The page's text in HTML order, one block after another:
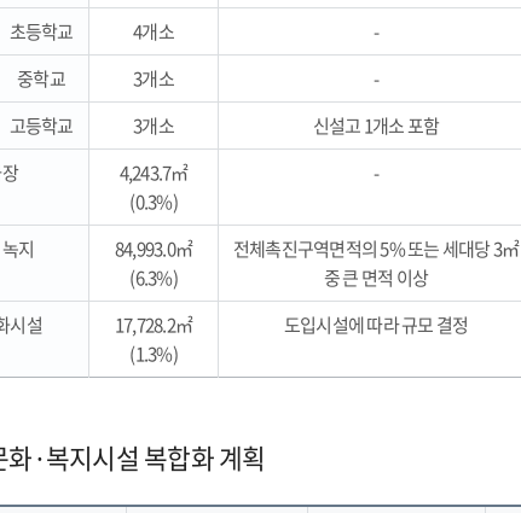
초등학교
4개소
-
중학교
3개소
-
고등학교
3개소
신설고 1개소 포함
4,243.7㎡
(0.3%)
-
지
84,993.0㎡
(6.3%)
전체촉진구역면적의 5% 또는 세대당 3㎡
중 큰 면적 이상
시설
17,728.2㎡
(1.3%)
도입시설에 따라 규모 결정
·복지시설 복합화 계획